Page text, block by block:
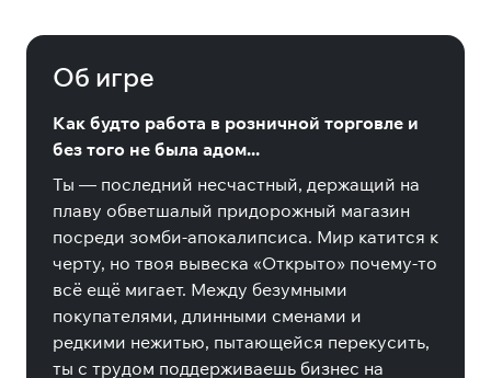
Об игре
Как будто работа в розничной торговле и
без того не была адом...
Ты — последний несчастный, держащий на
плаву обветшалый придорожный магазин
посреди зомби-апокалипсиса. Мир катится к
черту, но твоя вывеска «Открыто» почему-то
всё ещё мигает. Между безумными
покупателями, длинными сменами и
редкими нежитью, пытающейся перекусить,
ты с трудом поддерживаешь бизнес на